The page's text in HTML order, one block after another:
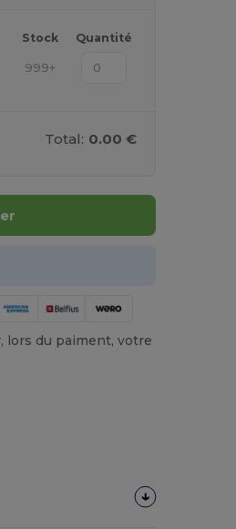
Stock Quantité
999+
Total: 0.00 €
lors du paiment, votre